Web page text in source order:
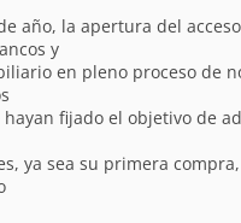
año, la apertura del
y
en pleno proceso de
hayan fijado el objetivo de
ya sea su primera